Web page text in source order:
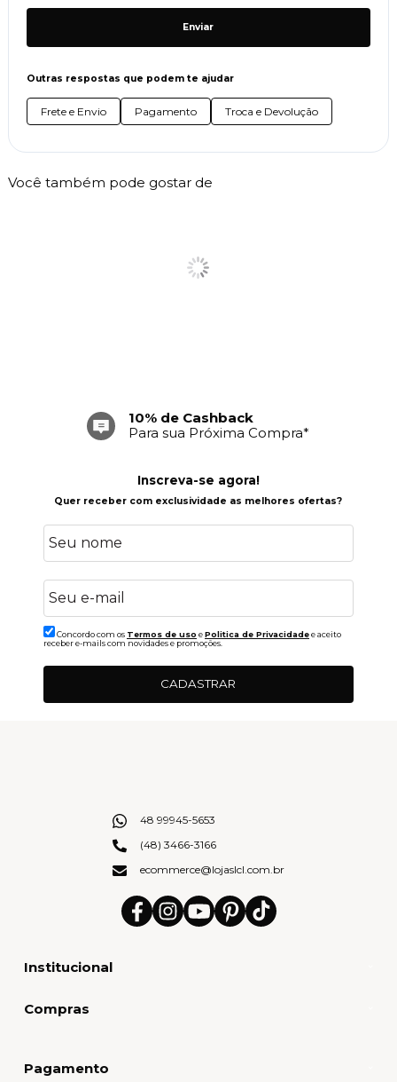
Enviar
Outras respostas que podem te ajudar
Frete e Envio Pagamento Troca e Devolução
Você também pode gostar de
10% de Cashback
Para sua Próxima Compra*
Inscreva-se agora!
Quer receber com exclusividade as melhores ofertas?
Concordo com os Termos de uso ePolitica de Privacidadee aceito
receber e-mails com novidades e promoções.
CADASTRAR
Institucional
Compras
48 99945-5653
(48) 3466-3166
ecommerce@lojaslcl.com.br
Pagamento